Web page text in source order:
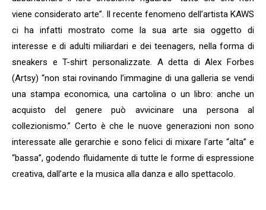
viene considerato arte”. Il recente fenomeno dell’artista KAWS
ci ha infatti mostrato come la sua arte sia oggetto di
interesse e di adulti miliardari e dei teenagers, nella forma di
sneakers e T-shirt personalizzate. A detta di Alex Forbes
(Artsy) “non stai rovinando l’immagine di una galleria se vendi
una stampa economica, una cartolina o un libro: anche un
acquisto del genere può avvicinare una persona al
collezionismo.” Certo è che le nuove generazioni non sono
interessate alle gerarchie e sono felici di mixare l’arte “alta” e
“bassa”, godendo fluidamente di tutte le forme di espressione
creativa, dall’arte e la musica alla danza e allo spettacolo.